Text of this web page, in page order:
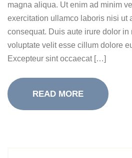
magna aliqua. Ut enim ad minim
exercitation ullamco laboris nisi ut
consequat. Duis aute irure dolor in
voluptate velit esse cillum dolore
Excepteur sint occaecat […]
READ MORE